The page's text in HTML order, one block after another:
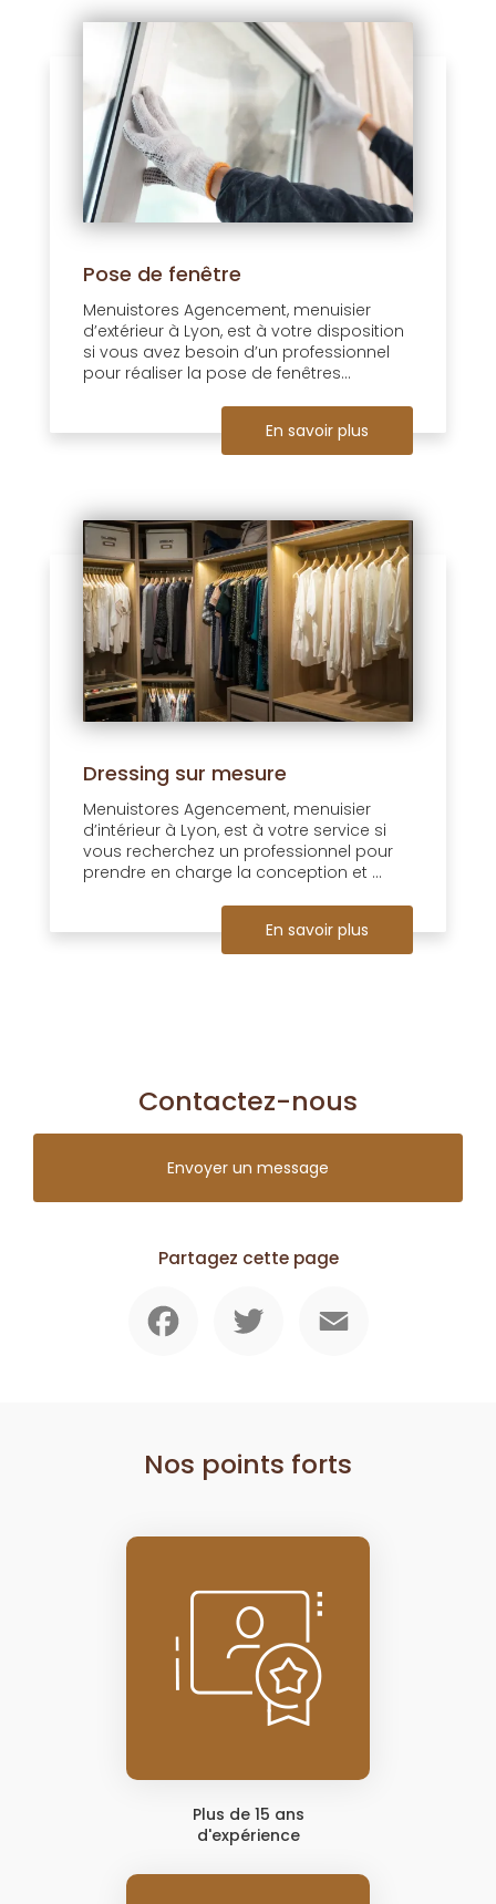
Pose de fenêtre
Menuistores Agencement, menuisier
d’extérieur à Lyon, est à votre disposition
si vous avez besoin d’un professionnel
pour réaliser la pose de fenêtres...
En savoir plus
Dressing sur mesure
Menuistores Agencement, menuisier
d’intérieur à Lyon, est à votre service si
vous recherchez un professionnel pour
prendre en charge la conception et ...
En savoir plus
Contactez-nous
Envoyer un message
Partagez cette page
Nos points forts
Plus de 15 ans
d'expérience